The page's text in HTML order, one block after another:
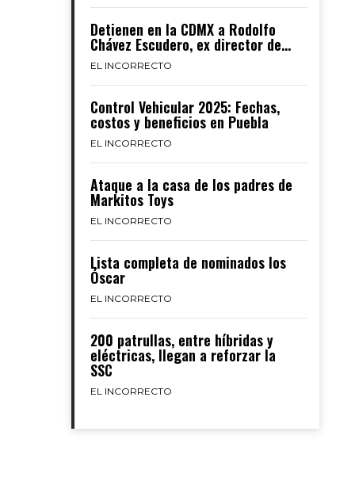
Detienen en la CDMX a Rodolfo
Chávez Escudero, ex director de...
EL INCORRECTO
Control Vehicular 2025: Fechas,
costos y beneficios en Puebla
EL INCORRECTO
Ataque a la casa de los padres de
Markitos Toys
EL INCORRECTO
Lista completa de nominados los
Óscar
EL INCORRECTO
200 patrullas, entre híbridas y
eléctricas, llegan a reforzar la
SSC
EL INCORRECTO